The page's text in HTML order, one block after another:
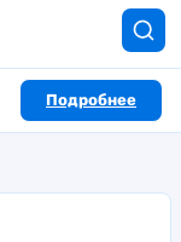
Подробнее